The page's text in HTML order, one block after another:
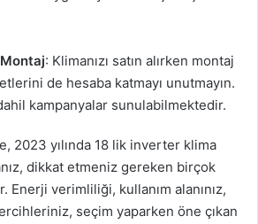
: Klimanızı satın alırken montaj
de hesaba katmayı unutmayın.
kampanyalar sunulabilmektedir.
2023 yılında 18 lik inverter klima
dikkat etmeniz gereken birçok
Enerji verimliliği, kullanım alanınız,
seçim yaparken öne çıkan